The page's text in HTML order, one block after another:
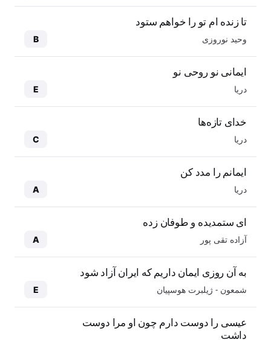
تا زنده ام تو را خواهم ستود
وحید نوروزی B
ایمانی نو روحی نو
دریا E
خدای تازه‌ها
دریا C
ایمانم را مدد کن
دریا A
ای ستمدیده و طوفان زده
آزاده تقی پور A
به آن روزی ایمان داریم که ایران آزاد شود
شمعون - ژیلبرت هوسپیان E
عیسی را دوست دارم چون او مرا دوست
داشت